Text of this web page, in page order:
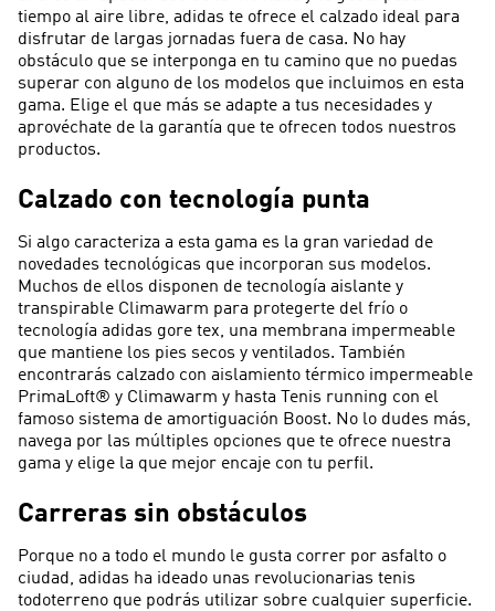
tiempo al aire libre, adidas te ofrece el calzado ideal para
disfrutar de largas jornadas fuera de casa. No hay
obstáculo que se interponga en tu camino que no puedas
superar con alguno de los modelos que incluimos en esta
gama. Elige el que más se adapte a tus necesidades y
aprovéchate de la garantía que te ofrecen todos nuestros
productos.
Calzado con tecnología punta
Si algo caracteriza a esta gama es la gran variedad de
novedades tecnológicas que incorporan sus modelos.
Muchos de ellos disponen de tecnología aislante y
transpirable Climawarm para protegerte del frío o
tecnología adidas gore tex, una membrana impermeable
que mantiene los pies secos y ventilados. También
encontrarás calzado con aislamiento térmico impermeable
PrimaLoft® y Climawarm y hasta Tenis running con el
famoso sistema de amortiguación Boost. No lo dudes más,
navega por las múltiples opciones que te ofrece nuestra
gama y elige la que mejor encaje con tu perfil.
Carreras sin obstáculos
Porque no a todo el mundo le gusta correr por asfalto o
ciudad, adidas ha ideado unas revolucionarias tenis
todoterreno que podrás utilizar sobre cualquier superficie.